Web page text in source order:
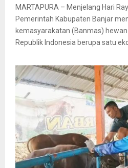
MARTAPURA – Menjelang Hari
Pemerintah Kabupaten Banjar
kemasyarakatan (Banmas)
Republik Indonesia berupa satu